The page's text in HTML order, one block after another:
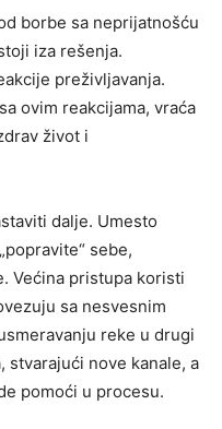
borbe sa neprijatnošću
iza rešenja.
preživljavanja.
ovim reakcijama, vraća
život i
dalje. Umesto
sebe,
Većina pristupa koristi
sa nesvesnim
reke u drugi
stvarajući nove kanale, a
pomoći u procesu.